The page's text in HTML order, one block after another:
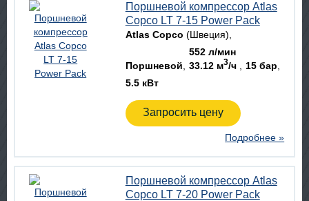
Поршневой компрессор Atlas
Copco LT 7-15 Power Pack
Atlas Copco (Швеция)
Поршневой
552 л/мин
33.12 м3/ч
15 бар
5.5 кВт
Запросить цену
Подробнее »
Поршневой компрессор Atlas
Copco LT 7-20 Power Pack